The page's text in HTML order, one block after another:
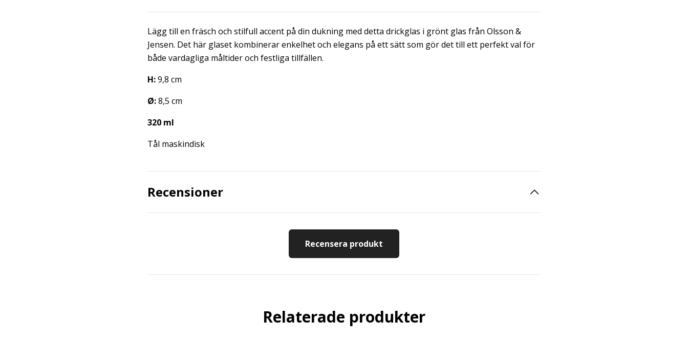
Lägg till en fräsch och stilfull accent på din dukning med detta drickglas i grönt glas från Olsson &
Jensen. Det här glaset kombinerar enkelhet och elegans på ett sätt som gör det till ett perfekt val för
både vardagliga måltider och festliga tillfällen.
H:9,8 cm
Ø:8,5 cm
320 ml
Tål maskindisk
Recensioner
Recensera produkt
Relaterade produkter